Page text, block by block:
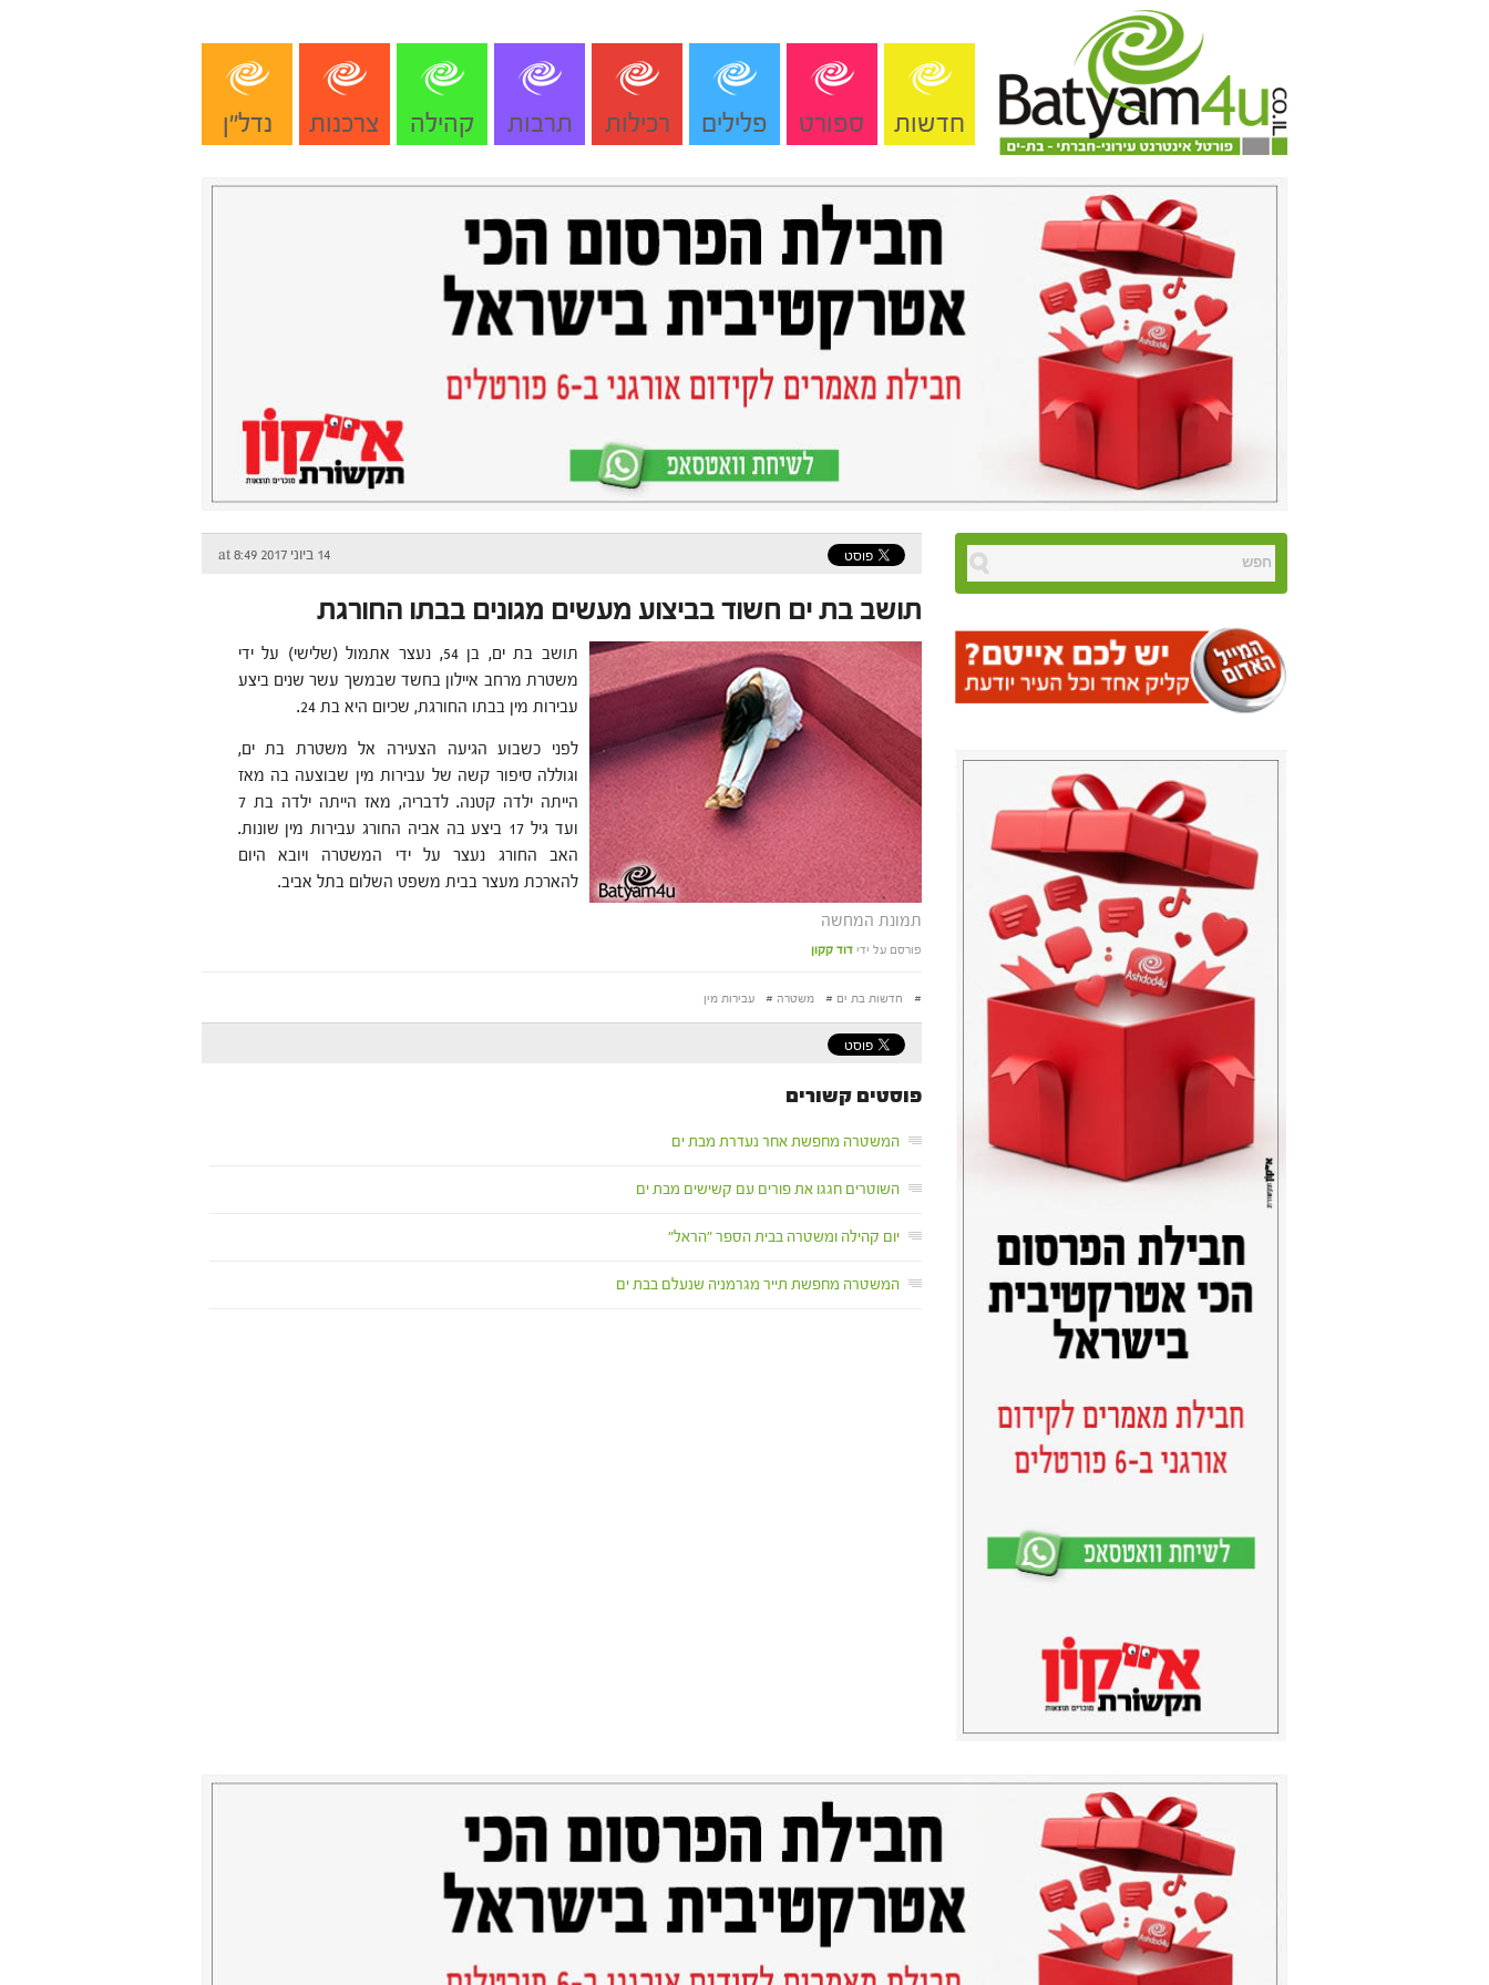
חדשות ספורט פלילים רכילות תרבות קהילה צרכנות נדל"ן
14 ביוני 2017 at 8:49
תושב בת ים חשוד בביצוע מעשים מגונים בבתו החורגת
תמונת המחשה
תושב בת ים, בן 54, נעצר אתמול (שלישי) על ידי
משטרת מרחב איילון בחשד שבמשך עשר שנים ביצע
עבירות מין בבתו החורגת, שכיום היא בת 24.
לפני כשבוע הגיעה הצעירה אל משטרת בת ים,
וגוללה סיפור קשה של עבירות מין שבוצעה בה מאז
הייתה ילדה קטנה. לדבריה, מאז הייתה ילדה בת 7
ועד גיל 17 ביצע בה אביה החורג עבירות מין שונות.
האב החורג נעצר על ידי המשטרה ויובא היום
להארכת מעצר בבית משפט השלום בתל אביב.
פורסם על ידי דוד קקון
# חדשות בת ים # משטרה # עבירות מין
פוסטים קשורים
המשטרה מחפשת אחר נעדרת מבת ים
השוטרים חגגו את פורים עם קשישים מבת ים
יום קהילה ומשטרה בבית הספר "הראל"
המשטרה מחפשת תייר מגרמניה שנעלם בבת ים